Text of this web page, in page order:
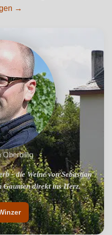
→
Oberbillig
- die Weine von Sebastian
Gaumen direkt ins Herz."